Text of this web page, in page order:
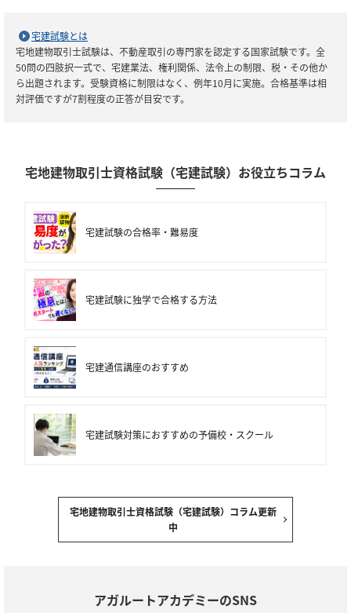
宅建試験とは
宅地建物取引士試験は、不動産取引の専門家を認定する国家試験です。全
50問の四肢択一式で、宅建業法、権利関係、法令上の制限、税・その他か
ら出題されます。受験資格に制限はなく、例年10月に実施。合格基準は相
対評価ですが7割程度の正答が目安です。
宅地建物取引士資格試験（宅建試験）お役立ちコラム
宅建試験の合格率・難易度
宅建試験に独学で合格する方法
宅建通信講座のおすすめ
宅建試験対策におすすめの予備校・スクール
宅地建物取引士資格試験（宅建試験）コラム更新
中
アガルートアカデミーのSNS